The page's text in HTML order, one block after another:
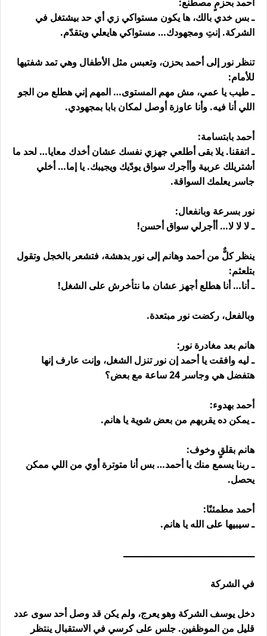
ـ بس خدي بالك، ها يكون مستواكي زي أي حد بيشتغل في
الشركة. إنتِ ومجهودك… مستواكي هايعلي ويتقدّم.
تنظر نور إلى أحمد بحزن، وتعبس مثل الأطفال وهي تمد شفتيها
للأمام:
ـ طيب يا عمي، مش مهم المستوى… المهم إني هطلع من الجو
اللي أنا فيه. وأنا عاوزة أوصل لمكان بابا بمجهودي.
أحمد بابتسامة:
ـ اتفقنا. يلا بقى أطلعي جهزي نفسك عشان أخدك معايا… لحد ما
أشتريلك عربية وأأجرك سواق يودّيك ويجيبك. يا إما… أخلي
جاسر يعلمك السواقة.
نور بسرعة وبانفعال:
ـ لا لا لا… أأجرلي سواق أحسن!
ينظر كلٌّ من أحمد وهانم إلى نور بدهشة، فتشعر بالخجل وتقول
بتلعثم:
ـ أنا… أنا هطلع أجهز عشان ما نتأخرش على الشغل!
وبالفعل، ركضت نور مبتعدة.
هانم بعد مغادرة نور:
ـ ليه وافقت يا أحمد إن نور تنزل الشغل، وإنت عارف إنها
هتفضل هي وجاسر 24 ساعة مع بعض؟
أحمد بهدوء:
ـ يمكن ده يقربهم من بعض شوية يا هانم.
هانم بقلقٍ وخوف:
ـ ربنا يسمع منك يا أحمد… بس أنا متوترة أوي من اللي ممكن
يحصل.
أحمد مطمئنًا:
ـ سيبيها على الله يا هانم.
ــــــــــــــــــــــــــــــــــــــــــــ
في الشركة
دخل يوسف الشركة وهو يعرج، ولم يكن قد وصل أحد سوى عدد
قليل من الموظفين. جلس على كرسي في الاستقبال ينتظر